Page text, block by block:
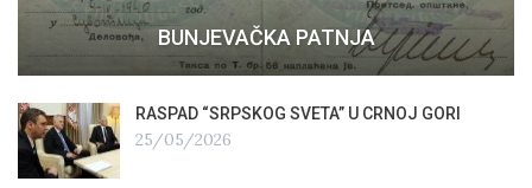
BUNJEVAČKA PATNJA
RASPAD “SRPSKOG SVETA” U CRNOJ GORI
25/05/2026